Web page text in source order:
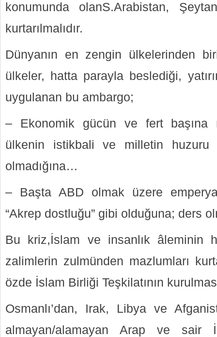
konumunda olanS.Arabistan,
kurtarılmalıdır.
Dünyanın en zengin ülkelerinden
ülkeler, hatta parayla beslediği,
uygulanan bu ambargo;
– Ekonomik gücün ve fert başına
ülkenin istikbali ve milletin huzuru
olmadığına…
– Başta ABD olmak üzere
“Akrep dostluğu” gibi olduğuna; ders
Bu kriz,İslam ve insanlık âleminin
zalimlerin zulmünden mazlumları
özde İslam Birliği Teşkilatının
Osmanlı’dan, Irak, Libya ve
almayan/alamayan Arap ve sair